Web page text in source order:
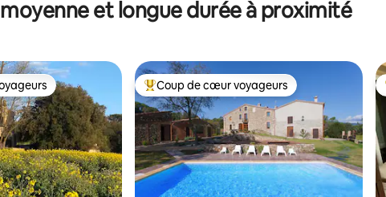
et longue durée à proximité
les plus appréciés Coups de cœur voyageurs les plus appréciés
Coup de cœur voyageurs